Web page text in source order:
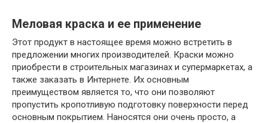
Меловая краска и ее применение
Этот продукт в настоящее время можно встретить в
предложении многих производителей. Краски можно
приобрести в строительных магазинах и супермаркетах, а
также заказать в Интернете. Их основным
преимуществом является то, что они позволяют
пропустить кропотливую подготовку поверхности перед
основным покрытием. Наносятся они очень просто, а